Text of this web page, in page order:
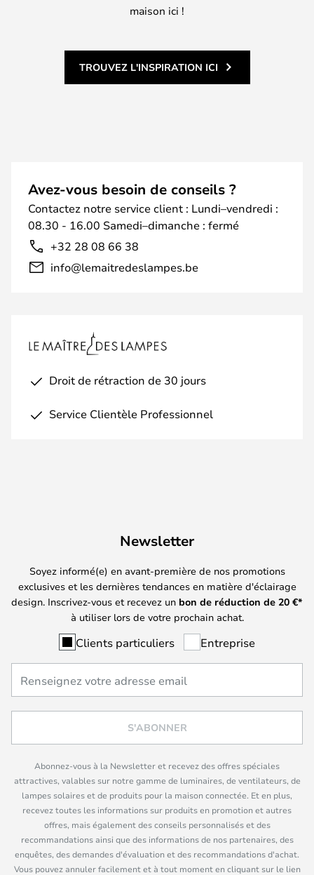
maison ici !
TROUVEZ L'INSPIRATION ICI
Avez-vous besoin de conseils ?
Contactez notre service client : Lundi–vendredi :
08.30 - 16.00 Samedi–dimanche : fermé
+32 28 08 66 38
info@lemaitredeslampes.be
Droit de rétraction de 30 jours
Service Clientèle Professionnel
Newsletter
Soyez informé(e) en avant-première de nos promotions
exclusives et les dernières tendances en matière d'éclairage
design. Inscrivez-vous et recevez un bon de réduction de 20 €*
à utiliser lors de votre prochain achat.
Clients particuliers Entreprise
S'ABONNER
Abonnez-vous à la Newsletter et recevez des offres spéciales
attractives, valables sur notre gamme de luminaires, de ventilateurs, de
lampes solaires et de produits pour la maison connectée. Et en plus,
recevez toutes les informations sur produits en promotion et autres
offres, mais également des conseils personnalisés et des
recommandations ainsi que des informations de nos partenaires, des
enquêtes, des demandes d'évaluation et des recommandations d'achat.
Vous pouvez annuler facilement et à tout moment en cliquant sur le lien